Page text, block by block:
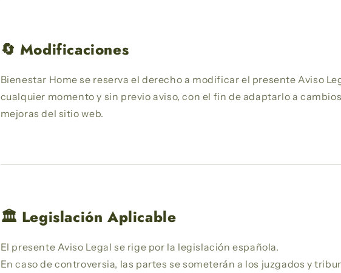
🔄 Modificaciones
Bienestar Home se reserva el derecho a modificar el presente Aviso
cualquier momento y sin previo aviso, con el fin de adaptarlo a
mejoras del sitio web.
🏛️ Legislación Aplicable
El presente Aviso Legal se rige por la legislación española.
En caso de controversia, las partes se someterán a los juzgados y